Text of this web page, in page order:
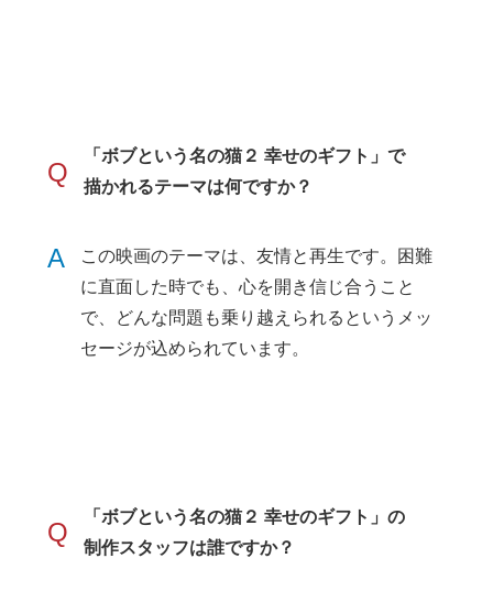
Q
「ボブという名の猫２ 幸せのギフト」で
描かれるテーマは何ですか？
A
この映画のテーマは、友情と再生です。困難
に直面した時でも、心を開き信じ合うこと
で、どんな問題も乗り越えられるというメッ
セージが込められています。
Q
「ボブという名の猫２ 幸せのギフト」の
制作スタッフは誰ですか？